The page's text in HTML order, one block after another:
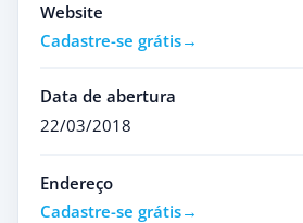
Website
Cadastre-se grátis
Data de abertura
22/03/2018
Endereço
Cadastre-se grátis